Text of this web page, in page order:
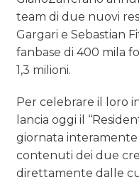
NORMATIVE
TREND
CASE HISTORY
team di due nuovi
Gargari e Sebastian
fanbase di 400 mila
1,3 milioni.
Per celebrare il loro
lancia oggi il
giornata interamente
contenuti dei due
direttamente dalle